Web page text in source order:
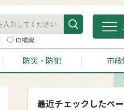
ID検索
防災・防犯 市
最近チェックしたペ